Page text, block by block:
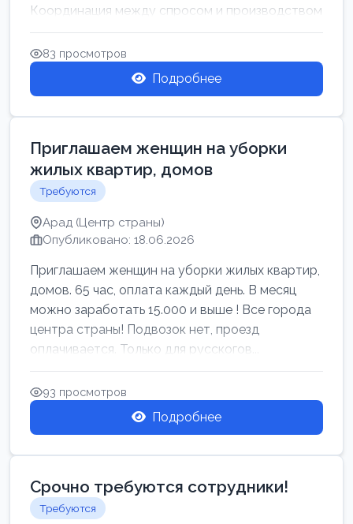
Координация между спросом и производством
для обеспечения своевр...
83 просмотров
Подробнее
Приглашаем женщин на уборки
жилых квартир, домов
Требуются
Арад (Центр страны)
Опубликовано: 18.06.2026
Приглашаем женщин на уборки жилых квартир,
домов. 65 час, оплата каждый день. В месяц
можно заработать 15.000 и выше ! Все города
центра страны! Подвозок нет, проезд
оплачивается. Только для русскогов...
93 просмотров
Подробнее
Срочно требуются сотрудники!
Требуются